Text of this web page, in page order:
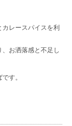
レースパイスを利
お洒落感と不足し
す。